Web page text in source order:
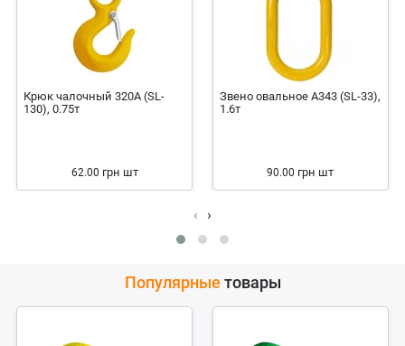
Крюк чалочный 320А (SL-
130), 0.75т
62.00 грн шт
Звено овальное А343 (SL-33),
1.6т
90.00 грн шт
‹ ›
Популярные товары